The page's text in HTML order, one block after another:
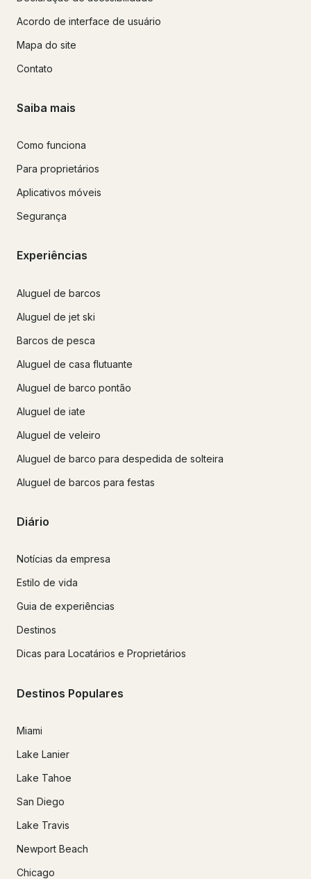
Acordo de interface de usuário
Mapa do site
Contato
Saiba mais
Como funciona
Para proprietários
Aplicativos móveis
Segurança
Experiências
Aluguel de barcos
Aluguel de jet ski
Barcos de pesca
Aluguel de casa flutuante
Aluguel de barco pontão
Aluguel de iate
Aluguel de veleiro
Aluguel de barco para despedida de solteira
Aluguel de barcos para festas
Diário
Notícias da empresa
Estilo de vida
Guia de experiências
Destinos
Dicas para Locatários e Proprietários
Destinos Populares
Miami
Lake Lanier
Lake Tahoe
San Diego
Lake Travis
Newport Beach
Chicago